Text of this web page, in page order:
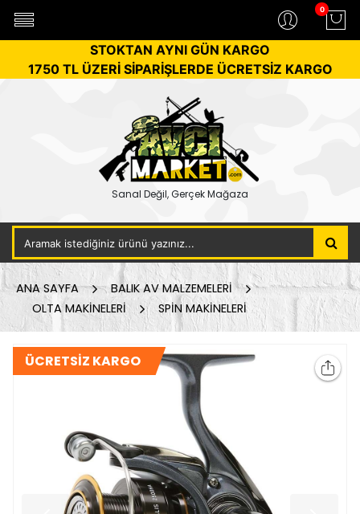
0
STOKTAN AYNI GÜN KARGO
1750 TL ÜZERİ SİPARİŞLERDE ÜCRETSİZ KARGO
Sanal Değil, Gerçek Mağaza
ANA SAYFA
BALIK AV MALZEMELERİ
OLTA MAKİNELERİ
SPİN MAKİNELERİ
ÜCRETSİZ KARGO